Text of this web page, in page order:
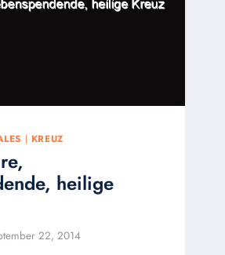
| KREUZ
heilige
22, 2014